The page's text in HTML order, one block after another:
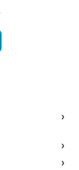
›
›
›